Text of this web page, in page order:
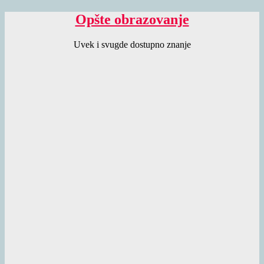
Opšte obrazovanje
Uvek i svugde dostupno znanje